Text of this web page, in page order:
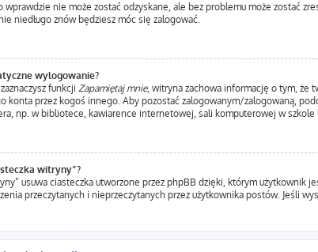
wprawdzie nie może zostać odzyskane, ale bez problemu może zostać
niedługo znów będziesz móc się zalogować.
wylogowanie?
funkcji Zapamiętaj mnie, witryna zachowa informację o tym, że
konta przez kogoś innego. Aby pozostać zalogowanym/zalogowaną,
np. w bibliotece, kawiarence internetowej, sali komputerowej w szkole
witryny”?
usuwa ciasteczka utworzone przez phpBB dzięki, którym
przeczytanych i nieprzeczytanych przez użytkownika postów. Jeśli